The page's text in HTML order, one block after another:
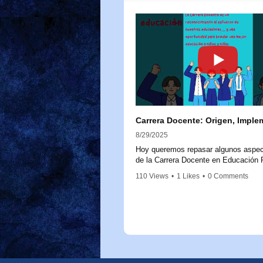
8/29/2025
Hoy queremos repasar algunos
de la Carrera Docente en Educación
educadoras y educadores,
110 Views • 1 Likes • 0 Comments